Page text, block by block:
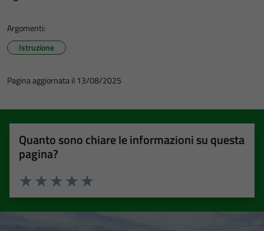
Argomenti:
Istruzione
Pagina aggiornata il 13/08/2025
Quanto sono chiare le informazioni su questa
pagina?
Valuta 5 stelle su 5
Valuta 4 stelle su 5
Valuta 3 stelle su 5
Valuta 2 stelle su 5
Valuta 1 stelle su 5